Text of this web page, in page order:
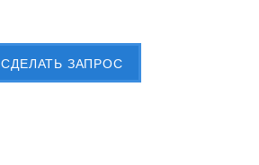
CДЕЛАТЬ ЗАПРОС